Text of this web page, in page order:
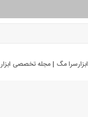
ابزارسرا مگ | مجله تخصصی ابزار